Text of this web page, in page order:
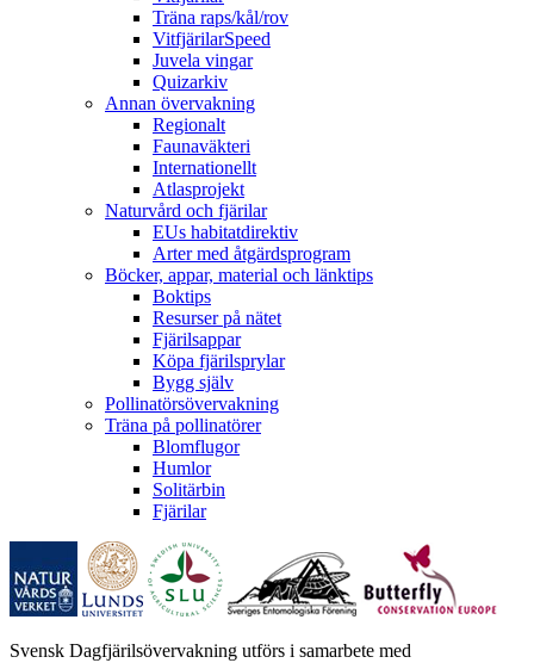
Träna raps/kål/rov
VitfjärilarSpeed
Juvela vingar
Quizarkiv
Annan övervakning
Regionalt
Faunaväkteri
Internationellt
Atlasprojekt
Naturvård och fjärilar
EUs habitatdirektiv
Arter med åtgärdsprogram
Böcker, appar, material och länktips
Boktips
Resurser på nätet
Fjärilsappar
Köpa fjärilsprylar
Bygg själv
Pollinatörsövervakning
Träna på pollinatörer
Blomflugor
Humlor
Solitärbin
Fjärilar
Svensk Dagfjärilsövervakning utförs i samarbete med